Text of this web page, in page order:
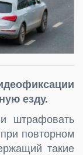
езду.
штрафовать
повторном
такие